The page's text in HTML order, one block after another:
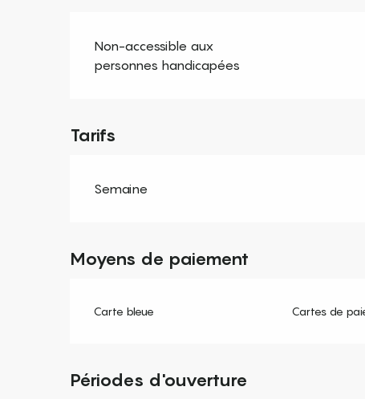
Non-accessible aux
personnes handicapées
Tarifs
Semaine
Moyens de paiement
Carte bleue Cartes de
Périodes d'ouverture